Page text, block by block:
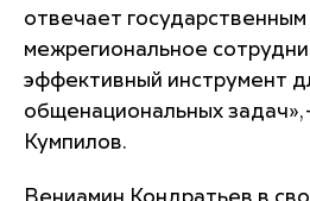
отвечает
межрегиональное
эффективный инструмент
общенациональных
Кумпилов.